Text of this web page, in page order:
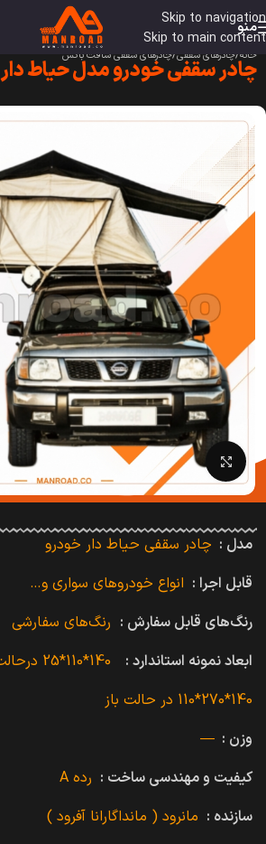
Skip to navigation
Skip to main content
منو
خانه/چادرهای سقفی/چادرهای سقفی سافت باکس
چادر سقفی خودرو مدل حیاط دار
بزرگنمایی تصویر
مدل : چادر سقفی حیاط دار خودرو
قابل اجرا : انواع خودروهای سواری و…
رنگ‌های قابل سفارش : رنگ‌های سفارشی
ابعاد نمونه استاندارد :
140*110*25 درحالت بسته
140*270*110 در حالت باز
وزن : —
کیفیت و مهندسی ساخت : رده A
سازنده : مانرود ( مانداگارانا آفرود )